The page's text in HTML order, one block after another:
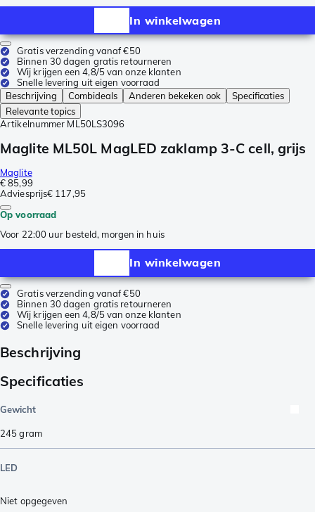
In winkelwagen
Gratis verzending vanaf €50
Binnen 30 dagen gratis retourneren
Wij krijgen een 4,8/5 van onze klanten
Snelle levering uit eigen voorraad
Beschrijving
Combideals Anderen bekeken ook
Specificaties
Relevante topics
Artikelnummer ML50LS3096
Maglite ML50L MagLED zaklamp 3-C cell, grijs
Maglite
€ 85,99
Adviesprijs€ 117,95
Op voorraad
Voor 22:00 uur besteld, morgen in huis
In winkelwagen
Gratis verzending vanaf €50
Binnen 30 dagen gratis retourneren
Wij krijgen een 4,8/5 van onze klanten
Snelle levering uit eigen voorraad
Beschrijving
Specificaties
Gewicht
245gram
LED
Niet opgegeven